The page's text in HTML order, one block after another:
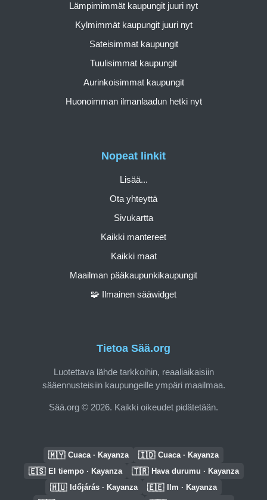
Tietoa Sää.org
Luotettava lähde tarkkoihin, reaaliaikaisiin
sääennusteisiin kaupungeille ympäri maailmaa.
Sää.org © 2026. Kaikki oikeudet pidätetään.
Nopeat linkit
Lisää...
Ota yhteyttä
Sivukartta
Kaikki mantereet
Kaikki maat
Maailman pääkaupunkikaupungit
🧩 Ilmainen sääwidget
Lämpimimmät kaupungit juuri nyt
Kylmimmät kaupungit juuri nyt
Sateisimmat kaupungit
Tuulisimmat kaupungit
Aurinkoisimmat kaupungit
Huonoimman ilmanlaadun hetki nyt
🇲🇾 Cuaca · Kayanza 🇮🇩 Cuaca · Kayanza
🇪🇸 El tiempo · Kayanza 🇹🇷 Hava durumu · Kayanza
🇭🇺 Időjárás · Kayanza 🇪🇪 Ilm · Kayanza